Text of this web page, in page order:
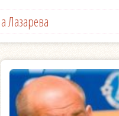
Лазарева